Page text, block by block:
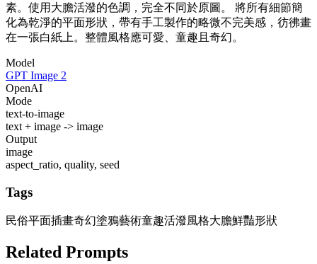
素。使用大膽活潑的色調，完全不同於原圖。 將所有細節簡
化為乾淨的平面形狀，帶有手工製作的略微不完美感，彷彿畫
在一張白紙上。整體風格應可愛、童趣且奇幻。
Model
GPT Image 2
OpenAI
Mode
text-to-image
text + image -> image
Output
image
aspect_ratio, quality, seed
Tags
民俗平面插畫奇幻塗鴉藝術童趣活潑風格大膽鮮豔形狀
Related Prompts